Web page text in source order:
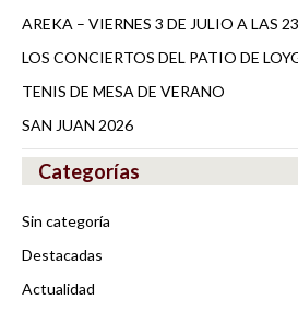
AREKA – VIERNES 3 DE JULIO A LAS
LOS CONCIERTOS DEL PATIO DE
TENIS DE MESA DE VERANO
SAN JUAN 2026
Categorías
Sin categoría
Destacadas
Actualidad